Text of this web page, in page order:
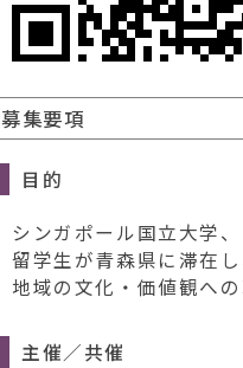
募集要項
目的
シンガポール国立大学
留学生が青森県に滞在
地域の文化・価値観へ
主催／共催